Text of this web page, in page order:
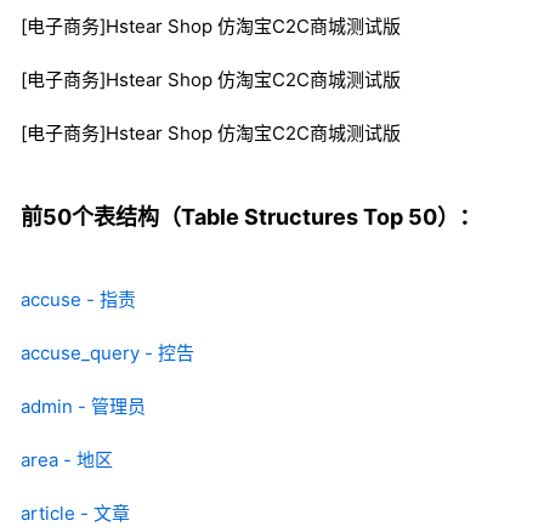
[电子商务]Hstear Shop 仿淘宝C2C商城测试版
[电子商务]Hstear Shop 仿淘宝C2C商城测试版
[电子商务]Hstear Shop 仿淘宝C2C商城测试版
前50个表结构（Table Structures Top 50）：
accuse - 指责
accuse_query - 控告
admin - 管理员
area - 地区
article - 文章